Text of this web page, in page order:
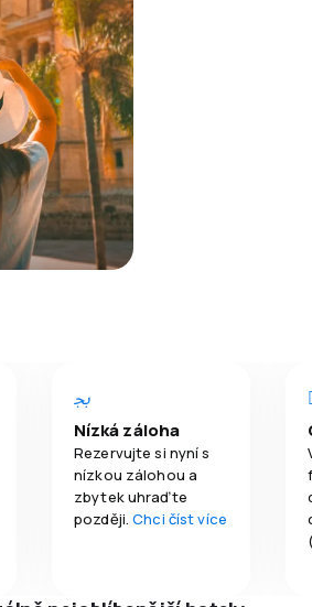
Nízká záloha
Rezervujte si nyní s
nízkou zálohou a
zbytek uhraďte
později.Chci číst více